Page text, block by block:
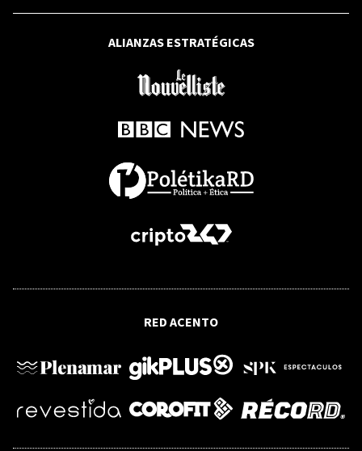
¿Qué hay en un nombre?
Tres causales: oportunidad histórica
del TC para garantizar derechos
Internacional a la multipolaridad?
OPINIÓN
500 años de la Universidad de Santo
Domingo: júbilo, cuestionamientos y
ALIANZAS ESTRATÉGICAS
RED ACENTO